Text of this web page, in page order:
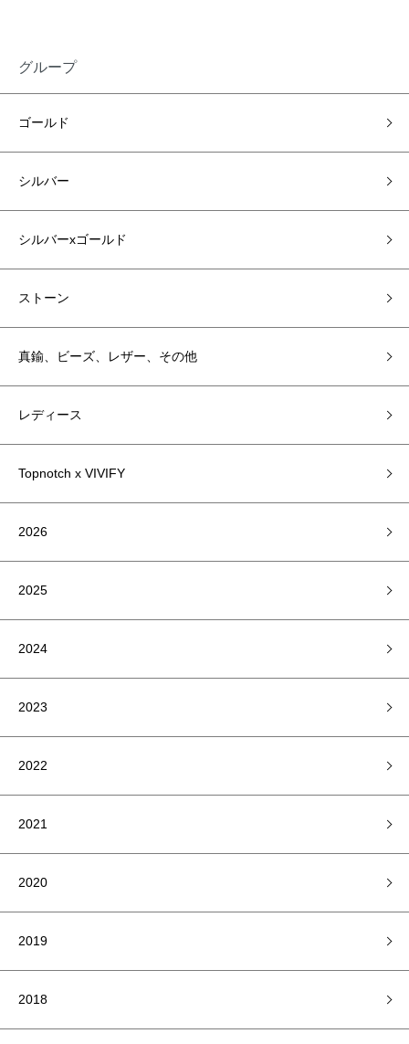
グループ
ゴールド
シルバー
シルバーxゴールド
ストーン
真鍮、ビーズ、レザー、その他
レディース
Topnotch x VIVIFY
2026
2025
2024
2023
2022
2021
2020
2019
2018